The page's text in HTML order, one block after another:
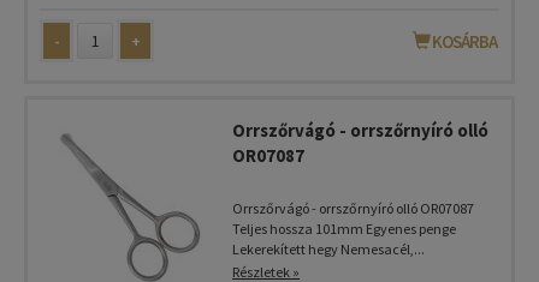
- + KOSÁRBA
Orrszőrvágó - orrszőrnyíró olló
OR07087
Orrszőrvágó - orrszőrnyíró olló OR07087
Teljes hossza 101mm Egyenes penge
Lekerekített hegy Nemesacél,...
Részletek »